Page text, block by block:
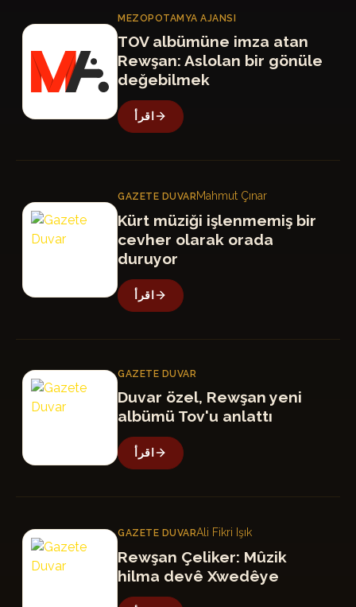
MA
MEZOPOTAMYA AJANSI
TOV albümüne imza atan
Rewşan: Aslolan bir gönüle
değebilmek
اقرأ
GD
GAZETE DUVARMahmut Çınar
Kürt müziği işlenmemiş bir
cevher olarak orada
duruyor
اقرأ
GD
GAZETE DUVAR
Duvar özel, Rewşan yeni
albümü Tov'u anlattı
اقرأ
GD
GAZETE DUVARAli Fikri Işık
Rewşan Çeliker: Mûzik
hilma devê Xwedêye